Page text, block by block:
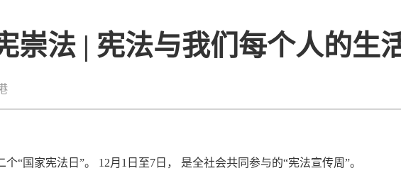
崇法 | 宪法与我们每个人的生
“国家宪法日”。 12月1日至7日， 是全社会共同参与的“宪法宣传周”。